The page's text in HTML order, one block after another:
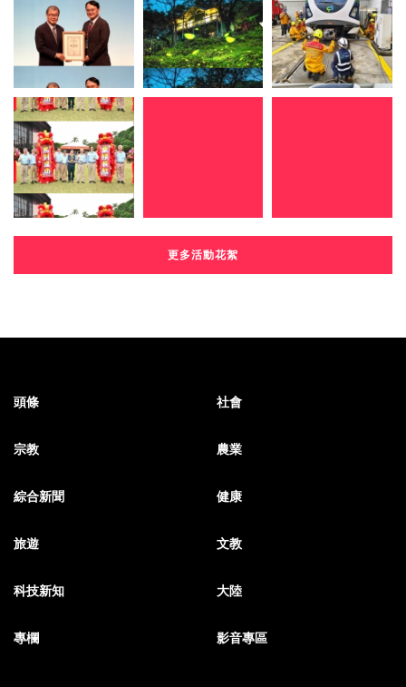
更多活動花絮
頭條 社會
宗教 農業
綜合新聞 健康
旅遊 文教
科技新知 大陸
專欄 影音專區